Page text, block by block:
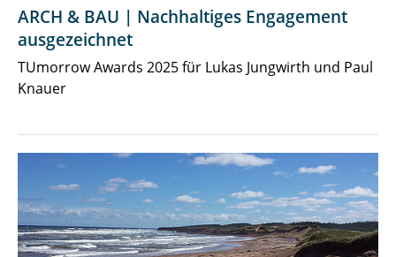
ARCH & BAU | Nachhaltiges Engagement
ausgezeichnet
TUmorrow Awards 2025 für Lukas Jungwirth und Paul
Knauer